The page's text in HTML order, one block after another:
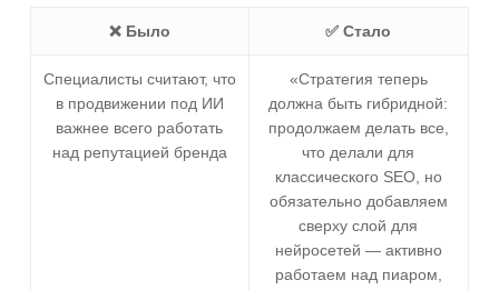
❌ Было ✅ Стало
Специалисты считают, что
в продвижении под ИИ
важнее всего работать
над репутацией бренда
«Стратегия теперь
должна быть гибридной:
продолжаем делать все,
что делали для
классического SEO, но
обязательно добавляем
сверху слой для
нейросетей — активно
работаем над пиаром,